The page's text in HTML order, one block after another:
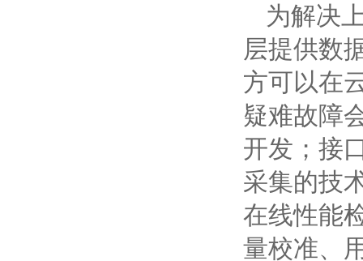
为解决
层提供数
方可以在
疑难故障
开发；接
采集的技
在线性能
量校准、